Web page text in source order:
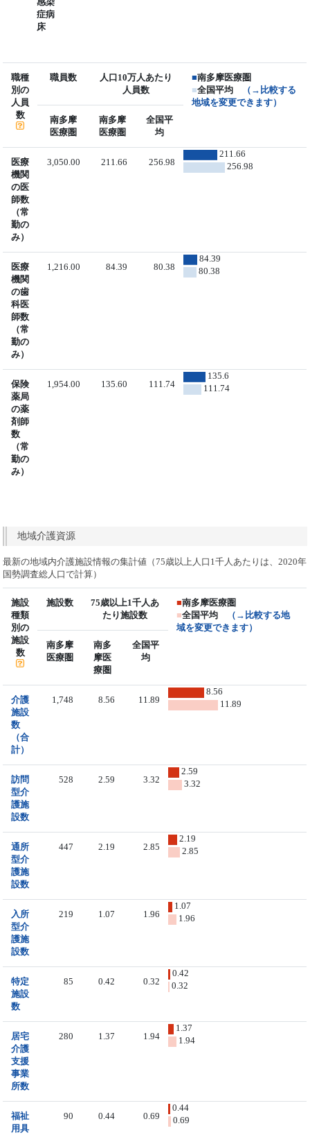
症病
床
職種
別の
人員
数
職員数
人口10万人あたり
人員数
■南多摩医療圏
■全国平均
（→比較する
地域を変更できます）
南多摩
医療圏
南多摩
医療圏
全国平
均
医療
機関
の医
師数
（常
勤の
み）
3,050.00 211.66 256.98
211.66
256.98
医療
機関
の歯
科医
師数
（常
勤の
み）
1,216.00 84.39 80.38
84.39
80.38
保険
薬局
の薬
剤師
数
（常
勤の
み）
1,954.00 135.60 111.74
135.6
111.74
地域介護資源
最新の地域内介護施設情報の集計値（75歳以上人口1千人あたりは、2020年
国勢調査総人口で計算）
施設
種類
別の
施設
数
施設数
75歳以上1千人あ
たり施設数
■南多摩医療圏
■全国平均
（→比較する地
域を変更できます）
南多摩
医療圏
南多
摩医
療圏
全国平
均
介護
施設
数
（合
計）
1,748 8.56 11.89
8.56
11.89
訪問
型介
護施
設数
528 2.59 3.32
2.59
3.32
通所
型介
護施
設数
447 2.19 2.85
2.19
2.85
入所
型介
護施
設数
219 1.07 1.96
1.07
1.96
特定
施設
数
85 0.42 0.32
0.42
0.32
居宅
介護
支援
事業
所数
280 1.37 1.94
1.37
1.94
福祉
用具
90 0.44 0.69
0.44
0.69